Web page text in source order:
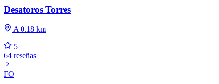
Desatoros Torres
A 0.18 km
5
64 reseñas
FO